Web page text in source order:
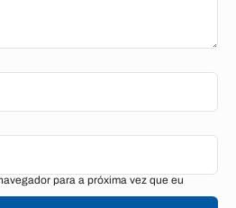
para a próxima vez que eu